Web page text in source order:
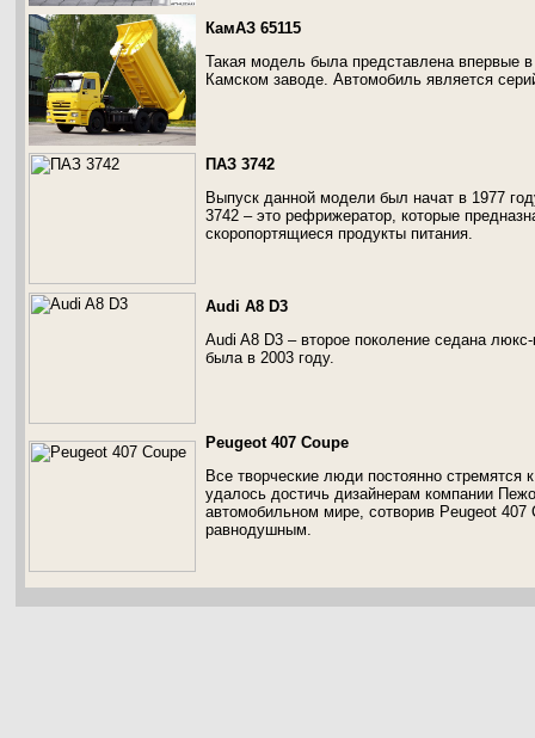
КамАЗ 65115
Такая модель была представлена впервые
Камском заводе. Автомобиль является
ПАЗ 3742
Выпуск данной модели был начат в 1977
3742 – это рефрижератор, которые
скоропортящиеся продукты питания.
Audi A8 D3
Audi A8 D3 – второе поколение седана
была в 2003 году.
Peugeot 407 Coupe
Все творческие люди постоянно стремятся
удалось достичь дизайнерам компании
автомобильном мире, сотворив Peugeot 407
равнодушным.